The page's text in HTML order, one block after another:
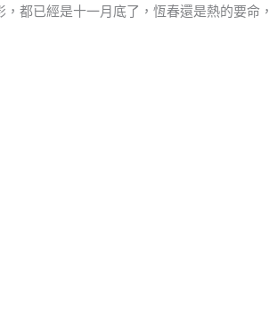
都已經是十一月底了，恆春還是熱的要命，